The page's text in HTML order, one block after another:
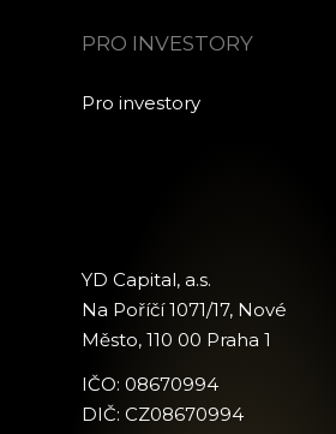
PRO INVESTORY
Pro investory
YD Capital, a.s.
Na Poříčí 1071/17, Nové
Město, 110 00 Praha 1
IČO: 08670994
DIČ: CZ08670994